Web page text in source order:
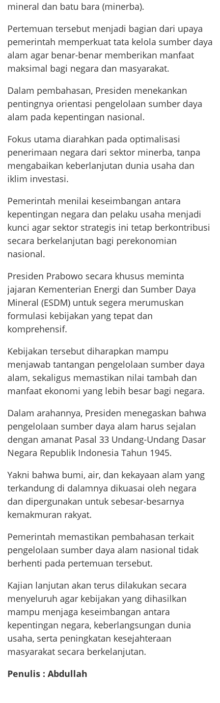
mineral dan batu bara (minerba).
Pertemuan tersebut menjadi bagian dari upaya
pemerintah memperkuat tata kelola sumber daya
alam agar benar-benar memberikan manfaat
maksimal bagi negara dan masyarakat.
Dalam pembahasan, Presiden menekankan
pentingnya orientasi pengelolaan sumber daya
alam pada kepentingan nasional.
Fokus utama diarahkan pada optimalisasi
penerimaan negara dari sektor minerba, tanpa
mengabaikan keberlanjutan dunia usaha dan
iklim investasi.
Pemerintah menilai keseimbangan antara
kepentingan negara dan pelaku usaha menjadi
kunci agar sektor strategis ini tetap berkontribusi
secara berkelanjutan bagi perekonomian
nasional.
Presiden Prabowo secara khusus meminta
jajaran Kementerian Energi dan Sumber Daya
Mineral (ESDM) untuk segera merumuskan
formulasi kebijakan yang tepat dan
komprehensif.
Kebijakan tersebut diharapkan mampu
menjawab tantangan pengelolaan sumber daya
alam, sekaligus memastikan nilai tambah dan
manfaat ekonomi yang lebih besar bagi negara.
Dalam arahannya, Presiden menegaskan bahwa
pengelolaan sumber daya alam harus sejalan
dengan amanat Pasal 33 Undang-Undang Dasar
Negara Republik Indonesia Tahun 1945.
Yakni bahwa bumi, air, dan kekayaan alam yang
terkandung di dalamnya dikuasai oleh negara
dan dipergunakan untuk sebesar-besarnya
kemakmuran rakyat.
Pemerintah memastikan pembahasan terkait
pengelolaan sumber daya alam nasional tidak
berhenti pada pertemuan tersebut.
Kajian lanjutan akan terus dilakukan secara
menyeluruh agar kebijakan yang dihasilkan
mampu menjaga keseimbangan antara
kepentingan negara, keberlangsungan dunia
usaha, serta peningkatan kesejahteraan
masyarakat secara berkelanjutan.
Penulis : Abdullah